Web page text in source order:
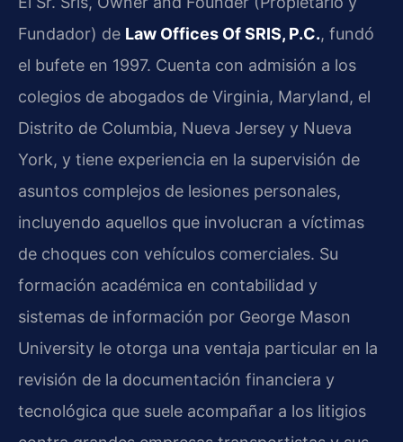
Fundador) de Law Offices Of SRIS, P.C., fundó
el bufete en 1997. Cuenta con admisión a los
colegios de abogados de Virginia, Maryland, el
Distrito de Columbia, Nueva Jersey y Nueva
York, y tiene experiencia en la supervisión de
asuntos complejos de lesiones personales,
incluyendo aquellos que involucran a víctimas
de choques con vehículos comerciales. Su
formación académica en contabilidad y
sistemas de información por George Mason
University le otorga una ventaja particular en la
revisión de la documentación financiera y
tecnológica que suele acompañar a los litigios